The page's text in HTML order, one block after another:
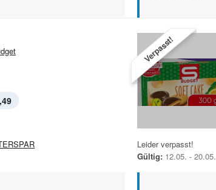
Verpasst!
Leider verpasst!
Gültig: 12.05. - 20.05.